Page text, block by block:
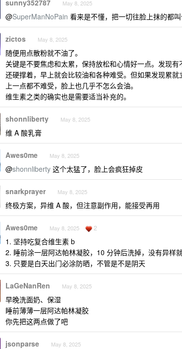
sunny352787 May 8, 2025
@SuperManNoPain 看来是不懂，把一切往脸上抹的都
zictos May 8, 2025
随便用点散粉就不油了。
关键是不要焦虑和太累，保持放松和心情好一点。发现
还硬撑着，早上就会比较油和各种难受。但如果发现累
上一点都不难受，脸上也几乎不怎么会油。
维生素之类的确实也是需要适当补充的。
shonnliberty May 8, 2025
维 A 酸乳膏
Awes0me May 8, 2025
@shonnliberty 这个太猛了，脸上会疯狂掉皮
snarkprayer May 8, 2025
终极方案，异维 A 酸，但注意副作用，能接受再用
Awes0me May 8, 2025 2
1. 坚持吃复合维生素 b
2. 睡前涂一层阿达帕林凝胶，10 分钟后洗掉，没有异样
3. 只要是白天出门必涂防晒，不管是不是阴天
LaGeNanRen May 8, 2025
早晚洗面奶、保湿
睡前薄薄一层阿达帕林凝胶
你先把这两点做了吧
jsonparse May 8, 2025